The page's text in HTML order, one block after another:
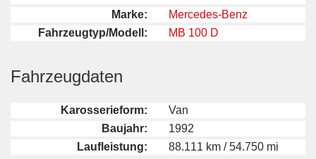
Marke:
Mercedes-Benz
Fahrzeugtyp/Modell:
MB 100 D
Fahrzeugdaten
Karosserieform:
Van
Baujahr:
1992
Laufleistung:
88.111 km / 54.750 mi